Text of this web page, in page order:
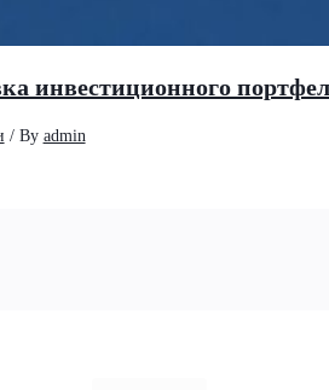
инвестиционного
/ By admin